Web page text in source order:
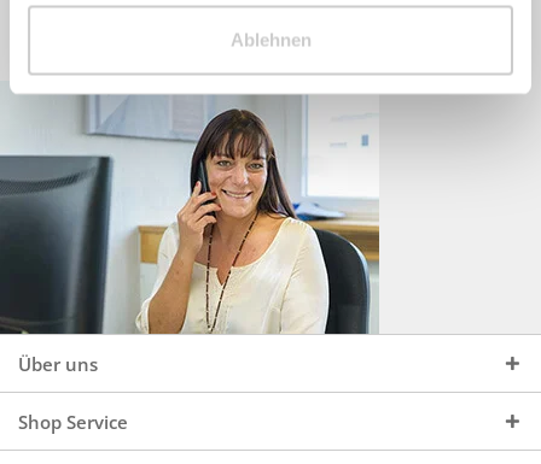
Ablehnen
Über uns
Shop Service